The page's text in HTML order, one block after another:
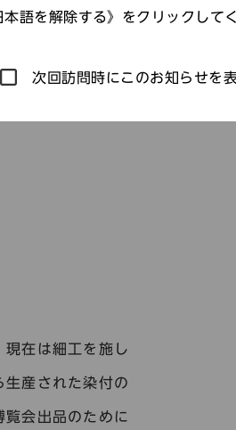
在は細工を施し
産された染付の
会出品のために
語を解除する》をクリックして
次回訪問時にこのお知らせを